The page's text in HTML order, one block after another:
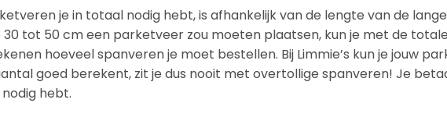
je in totaal nodig hebt, is afhankelijk van de lengte van de
30 tot 50 cm een parketveer zou moeten plaatsen, kun je met de
hoeveel spanveren je moet bestellen. Bij Limmie’s kun je jouw
goed berekent, zit je dus nooit met overtollige spanveren! Je
hebt.